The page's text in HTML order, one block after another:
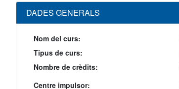
DADES GENERALS
Nom del curs:
Tipus de curs:
Nombre de crèdits:
Centre impulsor: